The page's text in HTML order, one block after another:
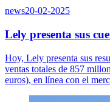
news20-02-2025
Lely presenta sus
Hoy, Lely presenta sus
ventas totales de 857
euros), en línea con el